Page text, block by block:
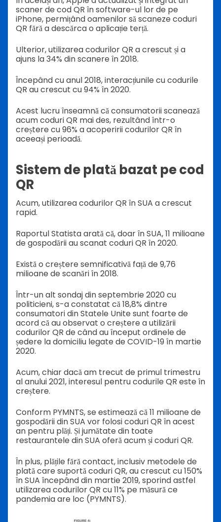
scaner de cod QR în software-ul lor de pe
iPhone, permițând oamenilor să scaneze coduri
QR fără a descărca o aplicație terță.
Ulterior, utilizarea codurilor QR a crescut și a
ajuns la 34% din scanere în 2018.
Începând cu anul 2018, interacțiunile cu codurile
QR au crescut cu 94% în 2020.
Acest lucru înseamnă că consumatorii scanează
acum coduri QR mai des, rezultând într-o
creștere cu 96% a acoperirii codurilor QR în
aceeași perioadă.
Sistem de plată bazat pe cod
QR
Acum, utilizarea codurilor QR în SUA a crescut
rapid.
Raportul Statista arată că, doar în SUA, 11 milioane
de gospodării au scanat coduri QR în 2020.
Există o creștere semnificativă față de 9,76
milioane de scanări în 2018.
Într-un alt sondaj din septembrie 2020 cu
politicieni, s-a constatat că 18,8% dintre
consumatori din Statele Unite sunt foarte de
acord că au observat o creștere a utilizării
codurilor QR de când au început ordinele de
ședere la domiciliu legate de COVID-19 în martie
2020.
Acum, chiar dacă am trecut de primul trimestru
al anului 2021, interesul pentru codurile QR este în
creștere.
Conform PYMNTS, se estimează că 11 milioane de
gospodării din SUA vor folosi coduri QR în acest
an pentru plăți. Și jumătate din toate
restaurantele din SUA oferă acum și coduri QR.
În plus, plățile fără contact, inclusiv metodele de
plată care suportă coduri QR, au crescut cu 150%
în SUA începând din martie 2019, sporind astfel
utilizarea codurilor QR cu 11% pe măsură ce
pandemia are loc (PYMNTS).